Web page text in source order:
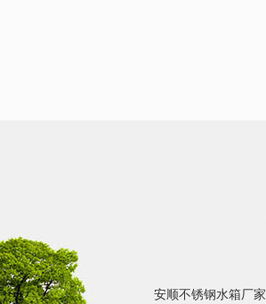
安顺不锈钢水箱厂